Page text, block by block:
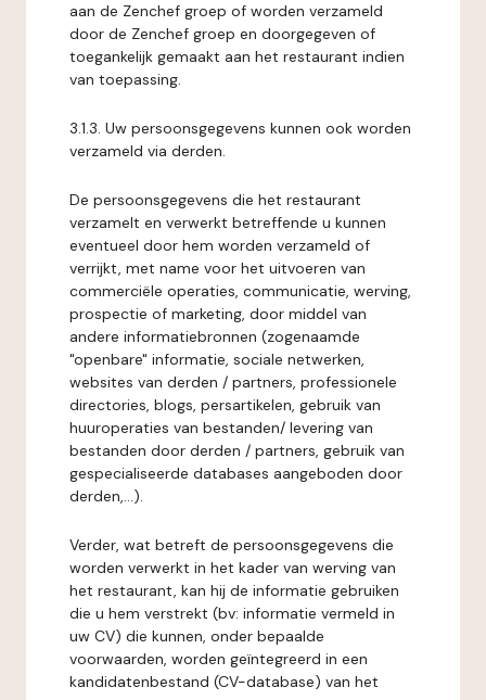
aan de Zenchef groep of worden verzameld
door de Zenchef groep en doorgegeven of
toegankelijk gemaakt aan het restaurant indien
van toepassing.
3.1.3. Uw persoonsgegevens kunnen ook worden
verzameld via derden.
De persoonsgegevens die het restaurant
verzamelt en verwerkt betreffende u kunnen
eventueel door hem worden verzameld of
verrijkt, met name voor het uitvoeren van
commerciële operaties, communicatie, werving,
prospectie of marketing, door middel van
andere informatiebronnen (zogenaamde
"openbare" informatie, sociale netwerken,
websites van derden / partners, professionele
directories, blogs, persartikelen, gebruik van
huuroperaties van bestanden/ levering van
bestanden door derden / partners, gebruik van
gespecialiseerde databases aangeboden door
derden,...).
Verder, wat betreft de persoonsgegevens die
worden verwerkt in het kader van werving van
het restaurant, kan hij de informatie gebruiken
die u hem verstrekt (bv: informatie vermeld in
uw CV) die kunnen, onder bepaalde
voorwaarden, worden geïntegreerd in een
kandidatenbestand (CV-database) van het